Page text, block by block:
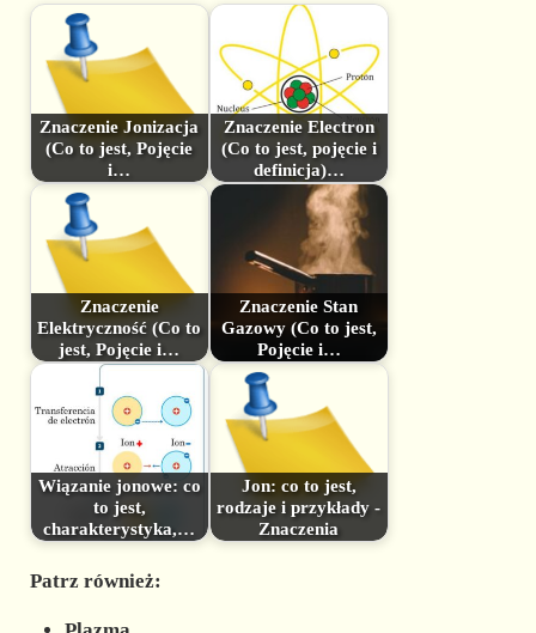
Znaczenie Jonizacja
(Co to jest, Pojęcie
i…
Znaczenie Electron
(Co to jest, pojęcie i
definicja)…
Znaczenie
Elektryczność (Co to
jest, Pojęcie i…
Znaczenie Stan
Gazowy (Co to jest,
Pojęcie i…
Wiązanie jonowe: co
to jest,
charakterystyka,…
Jon: co to jest,
rodzaje i przykłady -
Znaczenia
Patrz również: